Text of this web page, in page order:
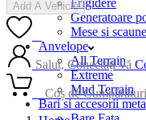
Frigidere
Generatoare
Mese si scaune
Anvelope
All Terrain
Extreme
Mud Terrain
Bari si accesorii
Add A Vehicle
Salut, Conectați-vă
Coș de Cumpărături